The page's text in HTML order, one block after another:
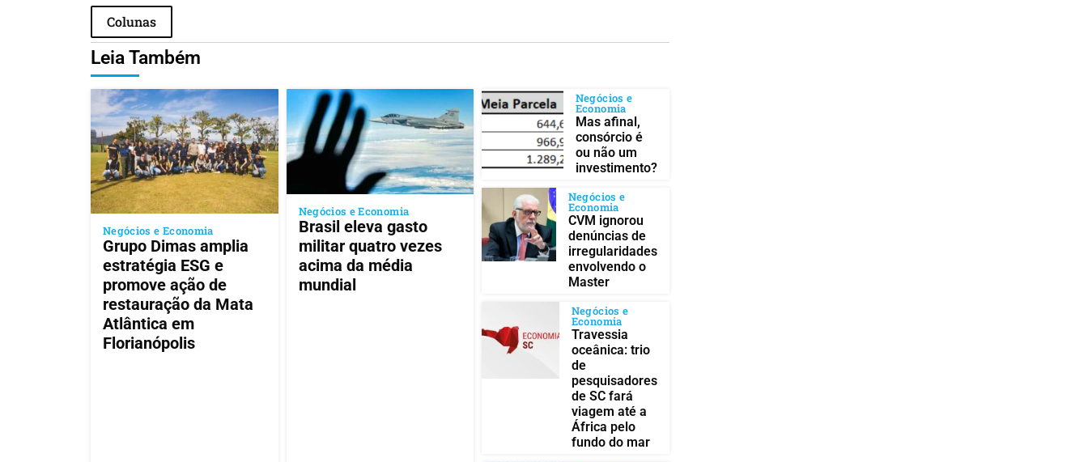
Colunas
Leia Também
Negócios e Economia
Grupo Dimas amplia
estratégia ESG e
promove ação de
restauração da Mata
Atlântica em
Florianópolis
Negócios e Economia
Brasil eleva gasto
militar quatro vezes
acima da média
mundial
Negócios e
Economia
Mas afinal,
consórcio é
ou não um
investimento?
Negócios e
Economia
CVM ignorou
denúncias de
irregularidades
envolvendo o
Master
Negócios e
Economia
Travessia
oceânica: trio
de
pesquisadores
de SC fará
viagem até a
África pelo
fundo do mar